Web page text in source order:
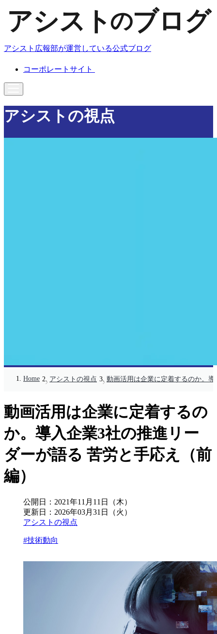
アシスト広報部が運営している公式ブログ
コーポレートサイト
アシストの視点
Home アシストの視点 動画活用は企業に定着するのか。
動画活用は企業に定着するの
か。導入企業3社の推進リー
ダーが語る 苦労と手応え（前
編）
公開日： 2021年11月11日（木）
更新日： 2026年03月31日（火）
アシストの視点
#技術動向